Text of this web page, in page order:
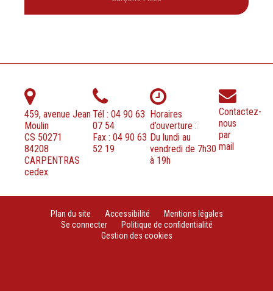
459, avenue Jean
Moulin
CS 50271
84208
CARPENTRAS
cedex
Tél : 04 90 63
07 54
Fax : 04 90 63
52 19
Horaires
d’ouverture :
Du lundi au
vendredi de 7h30
à 19h
Contactez-
nous
par
mail
Plan du site Accessibilité
Mentions légales
Se connecter
Politique de confidentialité
Gestion des cookies